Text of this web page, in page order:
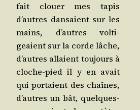
fait clouer mes tapis
d’autres dan­saient sur les
mains, d’autres vol­ti­
geaient sur la corde lâche,
d’autres allaient tou­jours à
cloche-pied il y en avait
qui por­taient des chaînes,
d’autres un bât, quelques-